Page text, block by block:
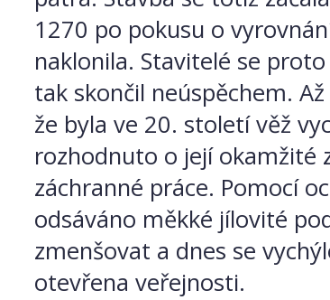
1270 po pokusu o
naklonila. Stavitelé se
tak skončil neúspěchem.
že byla ve 20. století věž
rozhodnuto o její okamžité
záchranné práce. Pomocí
odsáváno měkké jílovité
zmenšovat a dnes se
otevřena veřejnosti.